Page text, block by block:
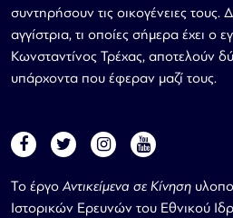
συντηρήσουν τις οικογένειες τους.
αγγίστρια, τι οποίες σήμερα έχει ο
Κωνσταντίνος Τρέχας, αποτελούν
υπάρχοντα που έφεραν μαζί τους.
Το έργοΑντικείμενα σε Κίνηση
Ιστορικών Ερευνών του Εθνικού